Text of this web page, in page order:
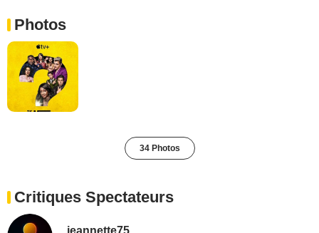
Photos
34 Photos
Critiques Spectateurs
jeannette75